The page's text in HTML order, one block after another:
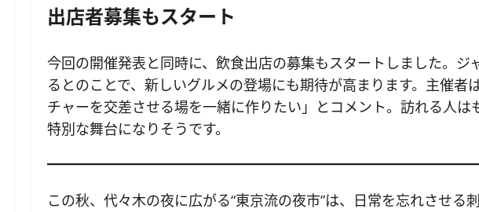
出店者募集もスタート
今回の開催発表と同時に、飲食出店の募集もスタートしました。ジ
るとのことで、新しいグルメの登場にも期待が高まります。主催者
チャーを交差させる場を一緒に作りたい」とコメント。訪れる人は
特別な舞台になりそうです。
この秋、代々木の夜に広がる“東京流の夜市”は、日常を忘れさせる